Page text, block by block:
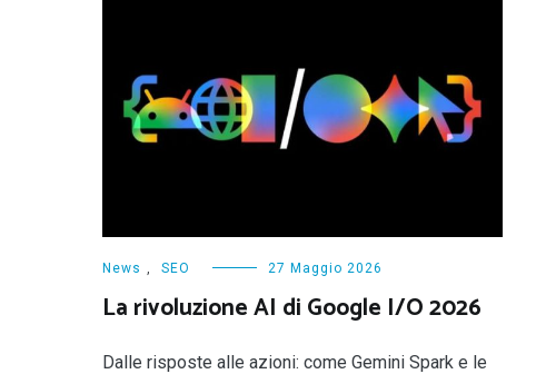
News , SEO 27 Maggio 2026
La rivoluzione AI di Google I/O 2026
Dalle risposte alle azioni: come Gemini Spark e le